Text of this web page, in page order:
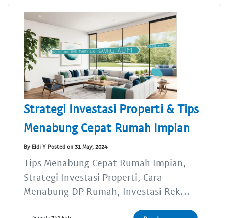
Strategi Investasi Properti & Tips
Menabung Cepat Rumah Impian
By Eldi Y Posted on 31 May, 2024
Tips Menabung Cepat Rumah Impian,
Strategi Investasi Properti, Cara
Menabung DP Rumah, Investasi Rek...